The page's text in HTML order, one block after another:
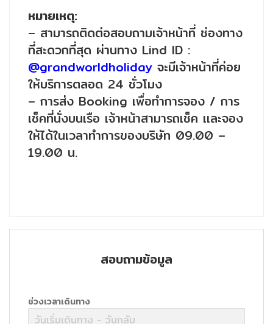
หมายเหตุ:
– สามารถติดต่อสอบถามเจ้าหน้าที่ ช่องทาง
ที่สะดวกที่สุด ผ่านทาง Lind ID :
@grandworldholiday จะมีเจ้าหน้าที่ค่อย
ให้บริการตลอด 24 ชั่วโมง
– การส่ง Booking เพื่อทำการจอง / การ
เช็คที่นั่งบนเรือ เจ้าหน้าสามารถเช็ค เเละจอง
ให้ได้ในเวลาทำการของบริษัท 09.00 –
19.00 น.
สอบถามข้อมูล
ช่วงเวลาเดินทาง